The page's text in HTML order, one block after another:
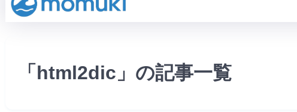
「html2dic」の記事一覧